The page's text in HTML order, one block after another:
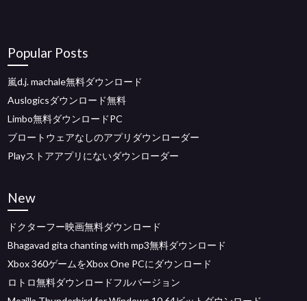
Popular Posts
嵐d.j. machale無料ダウンロード
Auslogicsダウンロード無料
Limbo無料ダウンロードPC
ブロートウェアなしのアプリダウンローダー
Playストアアプリにないダウンローダー
New
ドクターフー映画無料ダウンロード
Bhagavad gita chanting with mp3無料ダウンロード
Xbox 360ゲームをXbox One PCにダウンロード
ロトロ無料ダウンロードフルバージョン